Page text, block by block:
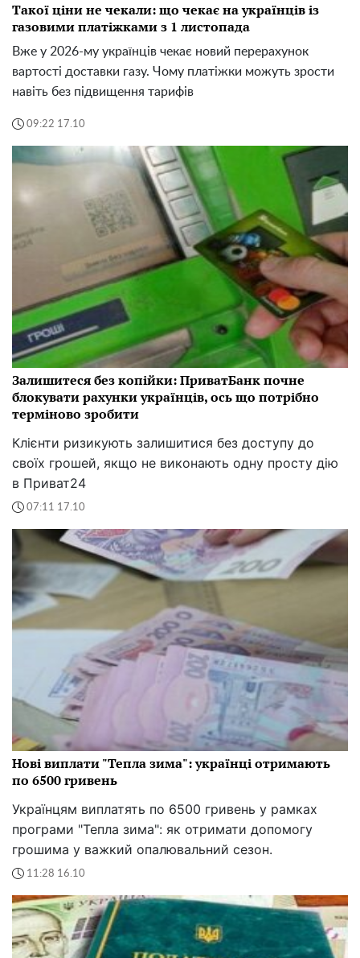
Такої ціни не чекали: що чекає на українців із
газовими платіжками з 1 листопада
Вже у 2026-му українців чекає новий перерахунок
вартості доставки газу. Чому платіжки можуть зрости
навіть без підвищення тарифів
09:22 17.10
Залишитеся без копійки: ПриватБанк почне
блокувати рахунки українців, ось що потрібно
терміново зробити
Клієнти ризикують залишитися без доступу до
своїх грошей, якщо не виконають одну просту дію
в Приват24
07:11 17.10
Нові виплати "Тепла зима": українці отримають
по 6500 гривень
Українцям виплатять по 6500 гривень у рамках
програми "Тепла зима": як отримати допомогу
грошима у важкий опалювальний сезон.
11:28 16.10